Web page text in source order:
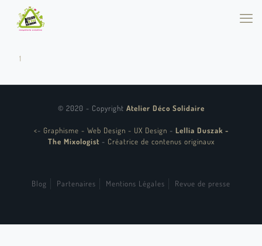
1
© 2020 - Copyright Atelier Déco Solidaire
<- Graphisme - Web Design - UX Design - Lellia Duszak -
The Mixologist - Créatrice de contenus originaux
Blog Partenaires Mentions Légales Revue de presse